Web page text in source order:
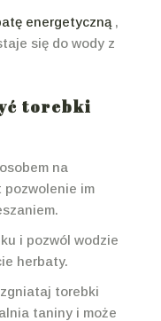
energetyczną ,
się do wody z
torebki
na
im
i pozwól wodzie
herbaty.
torebki
taniny i może